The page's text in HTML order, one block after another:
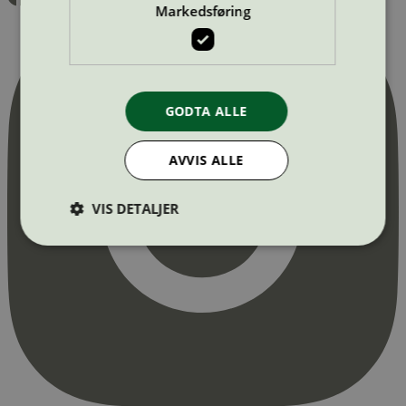
Markedsføring
GODTA ALLE
AVVIS ALLE
VIS DETALJER
Strengt nødvendig
Statistikk
Markedsføring
nødvendige informasjonskapsler.